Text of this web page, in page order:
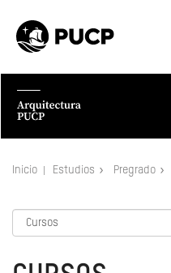
Inicio Estudios Pregrado